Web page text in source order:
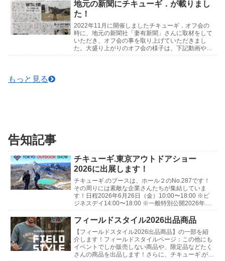
地元の新聞にチキューギ．が載りまし
た！
2022年11月に開催しましたチキューギ．オフ会の
時に、地元の新聞社「妻有新聞」さんに取材をして
いただき、オフ会の事を取り上げていただきまし
た。大盛り上がりのオフ会の様子は、下記動画や写
もっと見る
告知記事
チキューギ.東京アウトドアショー
2026に出展します！
チキューギ.のブースは、ホール２のNo.287です！
その周りには素敵な企業さんたちが集結していま
す！日程2026年6月26日（金）10:00〜18:00 ※ビ
ジネスデイ14:00〜18:00 ※一般特別公開2026年6
フィールドスタイル2026出品商品
【フィールドスタイル2026出品商品】の一部を紹
介します！フィールドスタイルページ：この他にも
イベントでしか販売しない商品や、限定品などたく
さんの商品を出品します！さらに、チキューギ.が使